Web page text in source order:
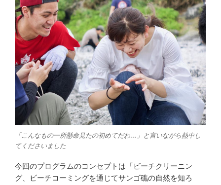
「こんなもの一所懸命見たの初めてだわ…」と言いながら熱中し
てくださいました
今回のプログラムのコンセプトは「ビーチクリーニン
グ、ビーチコーミングを通じてサンゴ礁の自然を知ろ